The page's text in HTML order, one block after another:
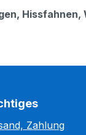
Zahlung